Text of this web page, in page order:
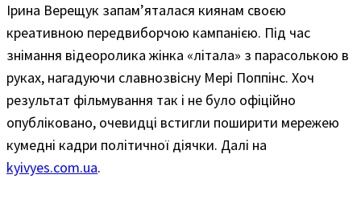
Ірина Верещук запам’яталася киянам своєю
креативною передвиборчою кампанією. Під час
знімання відеоролика жінка «літала» з парасолькою в
руках, нагадуючи славнозвісну Мері Поппінс. Хоч
результат фільмування так і не було офіційно
опубліковано, очевидці встигли поширити мережею
кумедні кадри політичної діячки. Далі на
kyivyes.com.ua.